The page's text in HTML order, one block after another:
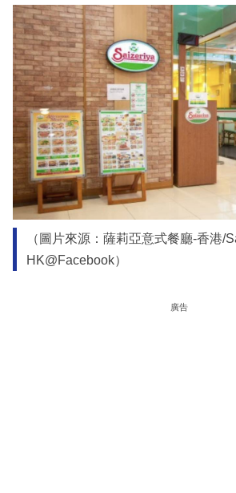
（圖片來源：薩莉亞意式餐廳-香港/
HK@Facebook）
廣告